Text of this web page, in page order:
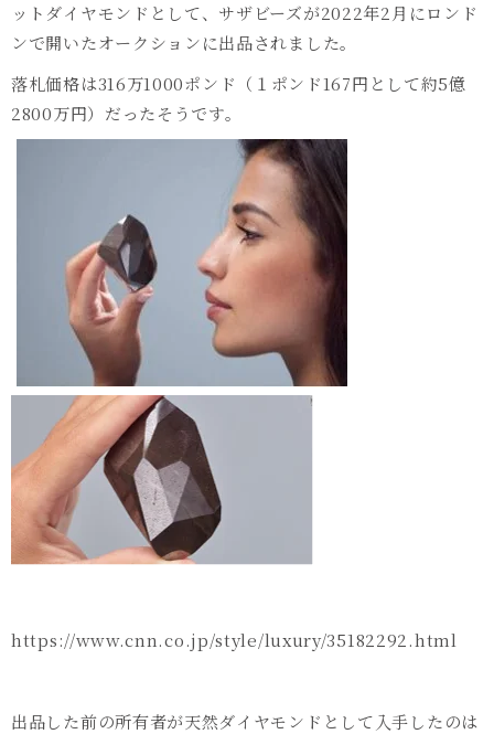
ットダイヤモンドとして、サザビーズが2022年2 月にロンド
ンで開いたオークションに出品されました。
落札価格は316万1000ポンド（１ポンド167円として約5億
2800万円）だったそうです。
https://www.cnn.co.jp/style/luxury/35182292.html
出品した前の所有者が天然ダイヤモンドとして入手したのは